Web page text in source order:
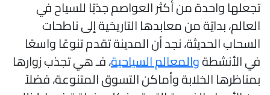
واحدة من أكثر العواصم جذبًا للسياح في
بدايًة من معابدها التاريخية إلى ناطحات
الحديثة، نجد أن المدينة تقدم تنوعًا واسعًا
الأنشطةوالمعالم السياحية، فـ هي تجذب زوارها
الخلابة وأماكن التسوق المتنوعة، فضلاً